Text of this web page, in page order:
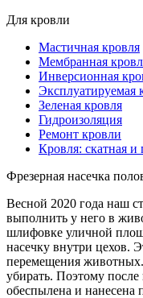
Для кровли
Мастичная кровля
Мембранная
Инверсионная
Эксплуатируемая
Зеленая кровля
Гидроизоляция
Ремонт кровли
Кровля: скатная и
Фрезерная насечка
Весной 2020 года наш
выполнить у него в
шлифовке уличной
насечку внутри цехов.
перемещения
убирать. Поэтому
обеспылена и нанесена